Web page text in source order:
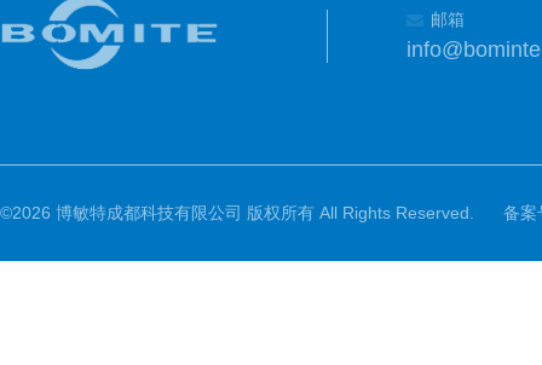
邮箱
©2026 博敏特成都科技有限公司 版权所有 All Rights Reserved. 备案